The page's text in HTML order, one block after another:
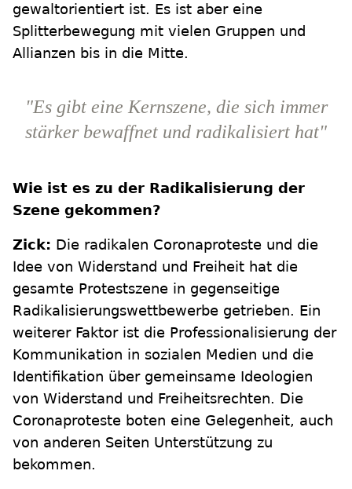
gewaltorientiert ist. Es ist aber eine
Splitterbewegung mit vielen Gruppen und
Allianzen bis in die Mitte.
"Es gibt eine Kernszene, die sich immer
stärker bewaffnet und radikalisiert hat"
Wie ist es zu der Radikalisierung der
Szene gekommen?
Zick: Die radikalen Coronaproteste und die
Idee von Widerstand und Freiheit hat die
gesamte Protestszene in gegenseitige
Radikalisierungswettbewerbe getrieben. Ein
weiterer Faktor ist die Professionalisierung der
Kommunikation in sozialen Medien und die
Identifikation über gemeinsame Ideologien
von Widerstand und Freiheitsrechten. Die
Coronaproteste boten eine Gelegenheit, auch
von anderen Seiten Unterstützung zu
bekommen.